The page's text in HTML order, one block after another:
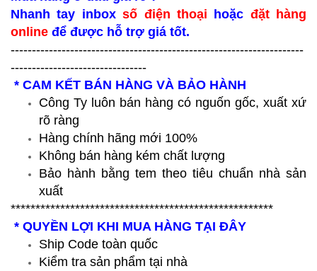
Nhanh tay inboxsố điện thoại hoặc đặt hàng
online để được hỗ trợ giá tốt.
---------------------------------------------------------------------
--------------------------------
* CAM KẾT BÁN HÀNG VÀ BẢO HÀNH
Công Ty luôn bán hàng có nguốn gốc, xuất xứ
rõ ràng
Hàng chính hãng mới 100%
Không bán hàng kém chất lượng
Bảo hành bằng tem theo tiêu chuẩn nhà sản
xuất
*****************************************************
* QUYỀN LỢI KHI MUA HÀNG TẠI ĐÂY
Ship Code toàn quốc
Kiểm tra sản phẩm tại nhà